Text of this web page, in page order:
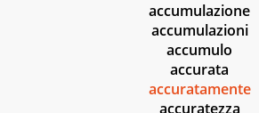
accumulazione
accumulazioni
accumulo
accurata
accuratamente
accuratezza